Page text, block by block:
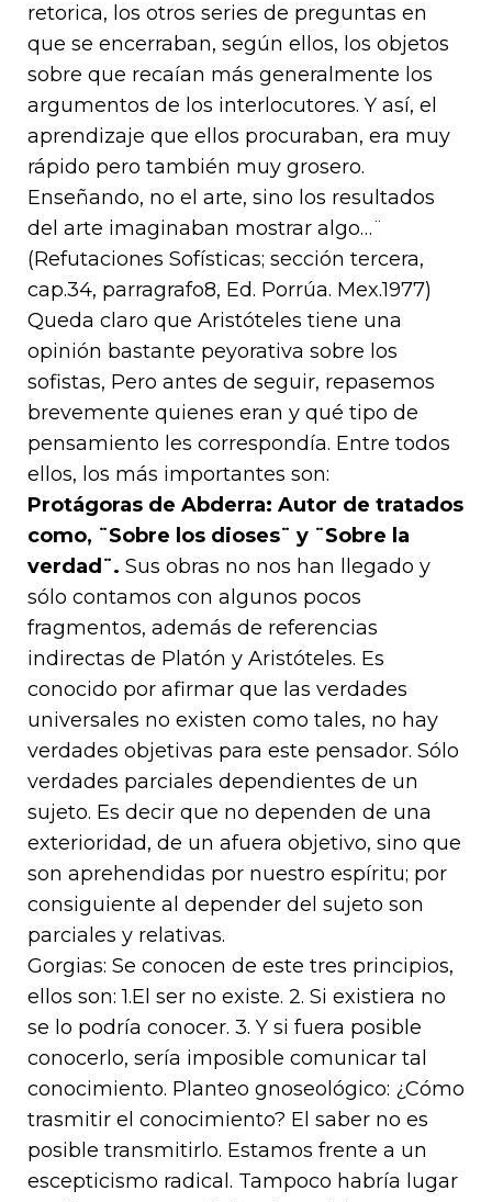
retorica, los otros series de preguntas en
que se encerraban, según ellos, los objetos
sobre que recaían más generalmente los
argumentos de los interlocutores. Y así, el
aprendizaje que ellos procuraban, era muy
rápido pero también muy grosero.
Enseñando, no el arte, sino los resultados
del arte imaginaban mostrar algo…¨
(Refutaciones Sofísticas; sección tercera,
cap.34, parragrafo8, Ed. Porrúa. Mex.1977)
Queda claro que Aristóteles tiene una
opinión bastante peyorativa sobre los
sofistas, Pero antes de seguir, repasemos
brevemente quienes eran y qué tipo de
pensamiento les correspondía. Entre todos
ellos, los más importantes son:
Protágoras de Abderra: Autor de tratados
como, ¨Sobre los dioses¨ y ¨Sobre la
verdad¨. Sus obras no nos han llegado y
sólo contamos con algunos pocos
fragmentos, además de referencias
indirectas de Platón y Aristóteles. Es
conocido por afirmar que las verdades
universales no existen como tales, no hay
verdades objetivas para este pensador. Sólo
verdades parciales dependientes de un
sujeto. Es decir que no dependen de una
exterioridad, de un afuera objetivo, sino que
son aprehendidas por nuestro espíritu; por
consiguiente al depender del sujeto son
parciales y relativas.
Gorgias: Se conocen de este tres principios,
ellos son: 1.El ser no existe. 2. Si existiera no
se lo podría conocer. 3. Y si fuera posible
conocerlo, sería imposible comunicar tal
conocimiento. Planteo gnoseológico: ¿Cómo
trasmitir el conocimiento? El saber no es
posible transmitirlo. Estamos frente a un
escepticismo radical. Tampoco habría lugar